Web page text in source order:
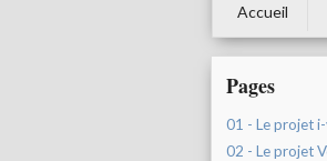
Accueil
Pages
01 - Le projet
02 - Le projet